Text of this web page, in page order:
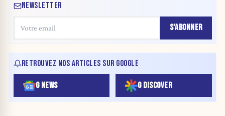
NEWSLETTER
S'ABONNER
RETROUVEZ NOS ARTICLES SUR GOOGLE
G NEWS G DISCOVER